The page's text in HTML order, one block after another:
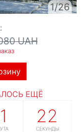
1/26
UAH
ЕЩЁ
21
СЕКУНДА